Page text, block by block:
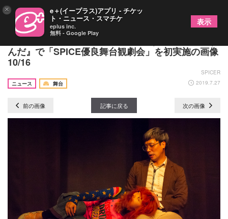
劇団「地蔵中毒」9月上演の新作『ずんだ or not ず
んだ』で「SPICE優良舞台観劇会」を初実施の画像
10/16
SPICER
ニュース
舞台 2019.7.27
前の画像 記事に戻る 次の画像
× e＋(イープラス)アプリ - チケッ
ト・ニュース・スマチケ
eplus inc.
無料 - Google Play
表示